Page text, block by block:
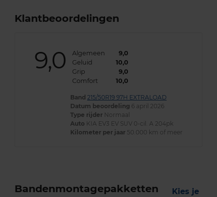
Klantbeoordelingen
9,0 Algemeen
9,0
Geluid
10,0
Grip
9,0
Comfort
10,0
Band 215/50R19 97H EXTRALOAD
Datum beoordeling 6 april 2026
Type rijder Normaal
Auto KIA EV3 EV SUV 0-cil. A 204pk
Kilometer per jaar 50.000 km of meer
Bandenmontagepakketten
Kies je